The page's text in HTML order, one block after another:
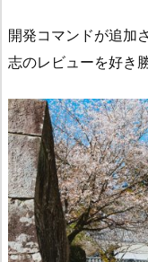
開発コマンドが追加
志のレビューを好き